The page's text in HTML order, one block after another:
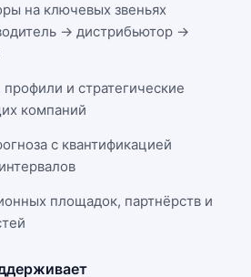
на ключевых звеньях
→ дистрибьютор →
и стратегические
компаний
с квантификацией
площадок, партнёрств и